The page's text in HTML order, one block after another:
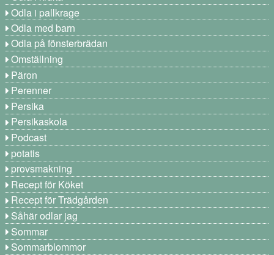
Odla i pallkrage
Odla med barn
Odla på fönsterbrädan
Omställning
Päron
Perenner
Persika
Persikaskola
Podcast
potatis
provsmakning
Recept för Köket
Recept för Trädgården
Såhär odlar jag
Sommar
Sommarblommor